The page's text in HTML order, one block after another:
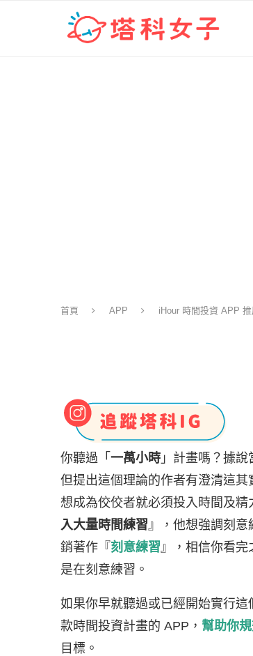
首頁 APP iHour 時間投資 APP
你聽過「 一萬小時 」計畫嗎？據
但提出這個理論的作者有澄清這
想成為佼佼者就必須投入時間及
入大量時間練習』，他想強調刻意
銷著作『 刻意練習』，相信你看完
是在刻意練習。
如果你早就聽過或已經開始實行
款時間投資計畫的 APP， 幫助你
目標。